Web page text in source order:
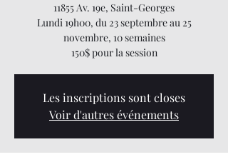
11855 Av. 19e, Saint-Georges
Lundi 19h00, du 23 septembre au 25
novembre, 10 semaines
150$ pour la session
Les inscriptions sont closes
Voir d'autres événements